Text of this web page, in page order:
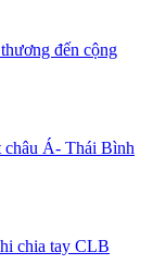
đến cộng
châu Á- Thái Bình
chia tay CLB